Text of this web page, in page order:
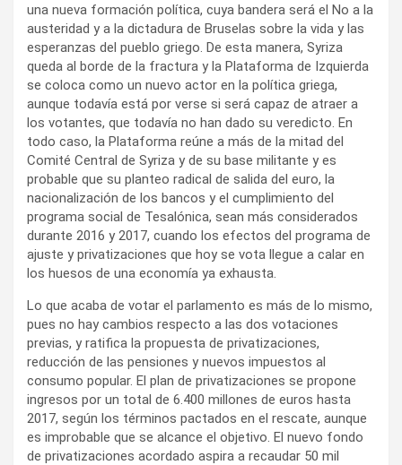
una nueva formación política, cuya bandera será el No a la
austeridad y a la dictadura de Bruselas sobre la vida y las
esperanzas del pueblo griego. De esta manera, Syriza
queda al borde de la fractura y la Plataforma de Izquierda
se coloca como un nuevo actor en la política griega,
aunque todavía está por verse si será capaz de atraer a
los votantes, que todavía no han dado su veredicto. En
todo caso, la Plataforma reúne a más de la mitad del
Comité Central de Syriza y de su base militante y es
probable que su planteo radical de salida del euro, la
nacionalización de los bancos y el cumplimiento del
programa social de Tesalónica, sean más considerados
durante 2016 y 2017, cuando los efectos del programa de
ajuste y privatizaciones que hoy se vota llegue a calar en
los huesos de una economía ya exhausta.
Lo que acaba de votar el parlamento es más de lo mismo,
pues no hay cambios respecto a las dos votaciones
previas, y ratifica la propuesta de privatizaciones,
reducción de las pensiones y nuevos impuestos al
consumo popular. El plan de privatizaciones se propone
ingresos por un total de 6.400 millones de euros hasta
2017, según los términos pactados en el rescate, aunque
es improbable que se alcance el objetivo. El nuevo fondo
de privatizaciones acordado aspira a recaudar 50 mil